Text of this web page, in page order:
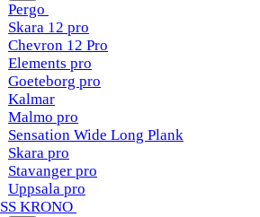
Pergo
Skara 12 pro
Chevron 12 Pro
Elements pro
Goeteborg pro
Kalmar
Malmo pro
Sensation Wide Long Plank
Skara pro
Stavanger pro
Uppsala pro
KRONO